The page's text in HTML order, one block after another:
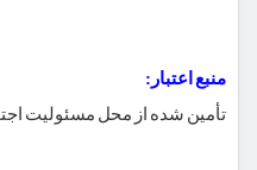
منبع اعتبار:
تأمین شده از محل مسئولیت